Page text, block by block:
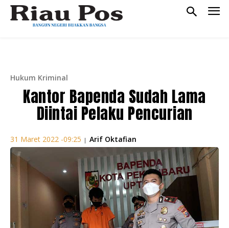
Hukum Kriminal
Kantor Bapenda Sudah Lama
Diintai Pelaku Pencurian
31 Maret 2022 -09:25 | Arif Oktafian